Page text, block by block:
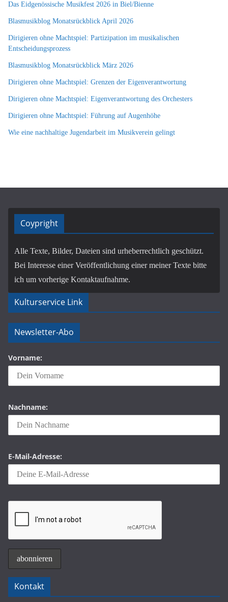
Das Eidgenössische Musikfest 2026 in Biel/Bienne
Blasmusikblog Monatsrückblick April 2026
Dirigieren ohne Machtspiel: Partizipation im musikalischen
Entscheidungsprozess
Blasmusikblog Monatsrückblick März 2026
Dirigieren ohne Machtspiel: Grenzen der Eigenverantwortung
Dirigieren ohne Machtspiel: Eigenverantwortung des Orchesters
Dirigieren ohne Machtspiel: Führung auf Augenhöhe
Wie eine nachhaltige Jugendarbeit im Musikverein gelingt
Coypright
Alle Texte, Bilder, Dateien sind urheberrechtlich geschützt.
Bei Interesse einer Veröffentlichung einer meiner Texte bitte
ich um vorherige Kontaktaufnahme.
Kulturservice Link
Newsletter-Abo
Vorname:
Nachname:
E-Mail-Adresse:
Kontakt